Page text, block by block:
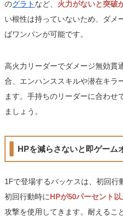
のグラト など、 火力がないと突破
い根性は持っていないため、ダメ
ばワンパンが可能です。
高火力リーダーでダメージ無効貫
合、エンハンススキルや潜在キラ
ます。手持ちのリーダーに合わせ
ましょう。
HPを減らさないと即ゲーム
1Fで登場するバッケスは、初回行
初回行動時にHPが50パーセント
攻撃を使用してきます。耐えるこ